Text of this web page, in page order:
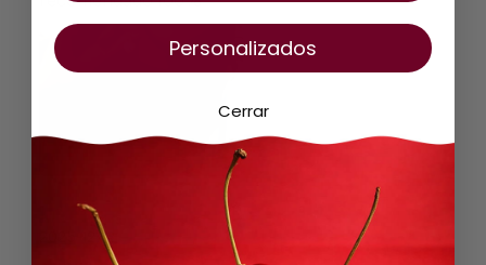
2025-12-12
Personalizados
Cerrar